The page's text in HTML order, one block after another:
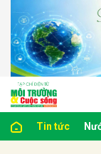
Tin tức
luận